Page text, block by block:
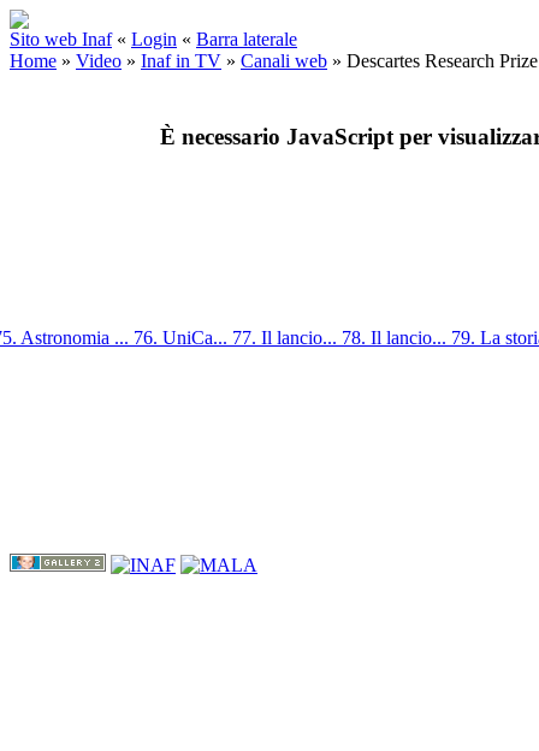
Sito web Inaf « Login « Barra laterale
Home » Video » Inaf in TV » Canali web » Descartes Research
È necessario JavaScript per
Astronomia ... 76. UniCa... 77. Il lancio... 78. Il lancio... 79. La